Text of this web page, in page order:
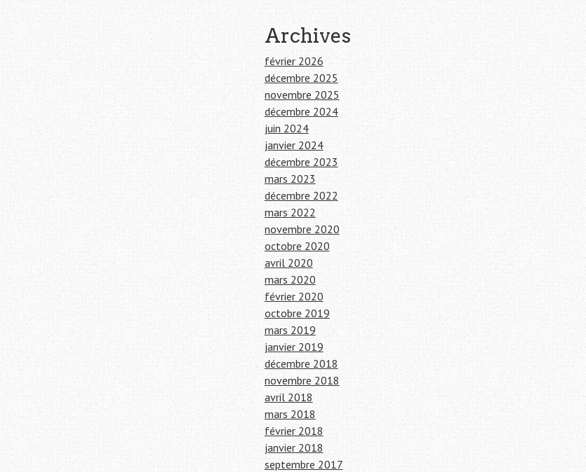
Archives
février 2026
décembre 2025
novembre 2025
décembre 2024
juin 2024
janvier 2024
décembre 2023
mars 2023
décembre 2022
mars 2022
novembre 2020
octobre 2020
avril 2020
mars 2020
février 2020
octobre 2019
mars 2019
janvier 2019
décembre 2018
novembre 2018
avril 2018
mars 2018
février 2018
janvier 2018
septembre 2017